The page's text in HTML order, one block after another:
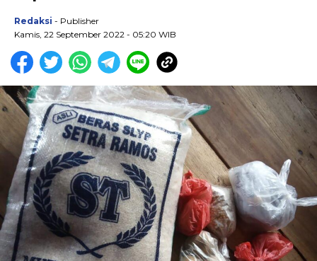
Redaksi - Publisher
Kamis, 22 September 2022 - 05:20 WIB